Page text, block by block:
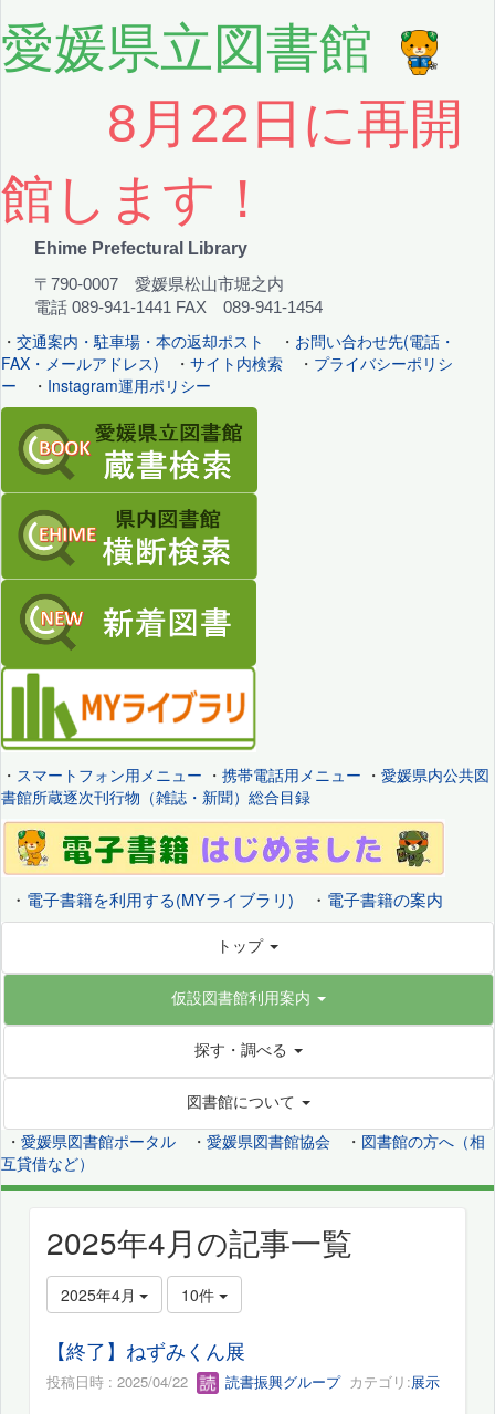
愛媛県立図書館
8月22日に再開
館します！
Ehime Prefectural Library
〒790-0007 愛媛県松山市堀之内
電話 089-941-1441 FAX 089-941-1454
・ 交通案内・駐車場・本の返却ポスト ・ お問い合わせ先(電話・
FAX・メールアドレス) ・ サイト内検索 ・ プライバシーポリシ
ー ・ Instagram運用ポリシー
・ スマートフォン用メニュー ・ 携帯電話用メニュー ・ 愛媛県内公共図
書館所蔵逐次刊行物（雑誌・新聞）総合目録
・ 電子書籍を利用する(MYライブラリ) ・ 電子書籍の案内
トップ
仮設図書館利用案内
探す・調べる
図書館について
・ 愛媛県図書館ポータル ・ 愛媛県図書館協会 ・ 図書館の方へ（相
互貸借など）
2025年4月の記事一覧
2025年4月 10件
【終了】ねずみくん展
投稿日時 : 2025/04/22 読書振興グループカテゴリ:展示